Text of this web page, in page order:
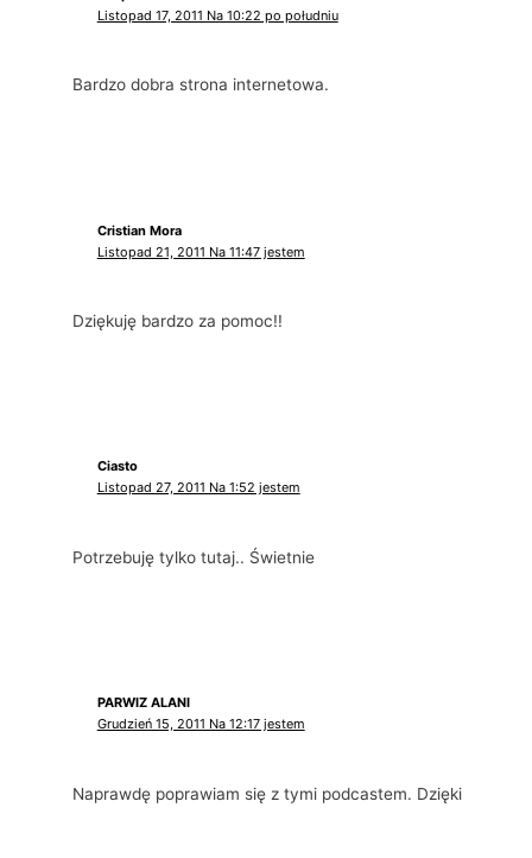
Listopad 17, 2011 Na 10:22 po południu
Bardzo dobra strona internetowa.
Cristian Mora
Listopad 21, 2011 Na 11:47 jestem
Dziękuję bardzo za pomoc!!
Ciasto
Listopad 27, 2011 Na 1:52 jestem
Potrzebuję tylko tutaj.. Świetnie
PARWIZ ALANI
Grudzień 15, 2011 Na 12:17 jestem
Naprawdę poprawiam się z tymi podcastem. Dzięki